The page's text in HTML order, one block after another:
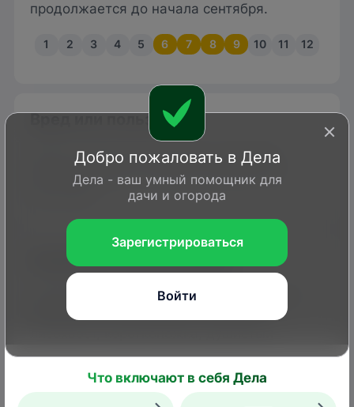
продолжается до начала сентября.
1 2 3 4 5 6 7 8 9 10 11 12
Вред или польза?
Имаго питаются нектаром, гусеницы –
растительными тканями травянистых
Каким растениям вредит
Кормом для личинок служат в основном
злаки (мятлик, бухарник, овсяница,
Добро пожаловать в Дела
Дела - ваш умный помощник для
дачи и огорода
Зарегистрироваться
Войти
Что включают в себя Дела